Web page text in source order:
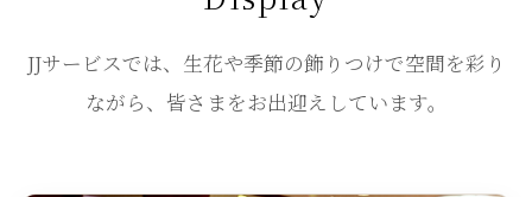
JJサービスでは、生花や季節の飾りつけで空間を彩り
ながら、皆さまをお出迎えしています。